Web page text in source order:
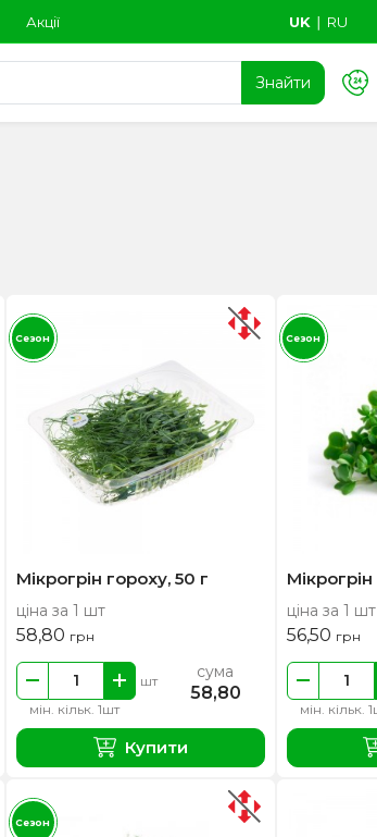
Акції UK ∣ RU
Знайти
Мікрогрін гороху, 50 г
ціна за 1 шт
58,80 грн
мін. кільк. 1шт
шт сума
58,80
Купити
Сезон
ціна за 1 шт
56,50 грн
мін. кільк.
Сезон
Сезон